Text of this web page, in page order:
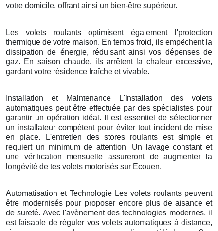
votre domicile, offrant ainsi un bien-être supérieur.
Les volets roulants optimisent également l'protection
thermique de votre maison. En temps froid, ils empêchent la
dissipation de énergie, réduisant ainsi vos dépenses de
gaz. En saison chaude, ils arrêtent la chaleur excessive,
gardant votre résidence fraîche et vivable.
Installation et Maintenance L'installation des volets
automatiques peut être effectuée par des spécialistes pour
garantir un opération idéal. Il est essentiel de sélectionner
un installateur compétent pour éviter tout incident de mise
en place. L'entretien des stores roulants est simple et
requiert un minimum de attention. Un lavage constant et
une vérification mensuelle assureront de augmenter la
longévité de tes volets motorisés sur Ecouen.
Automatisation et Technologie Les volets roulants peuvent
être modernisés pour proposer encore plus de aisance et
de sureté. Avec l'avènement des technologies modernes, il
est faisable de réguler vos volets automatiques à distance,